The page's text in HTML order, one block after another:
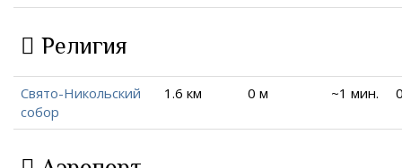
Религия
Свято-Никольский
собор
1.6 км 0 м ~1 мин.